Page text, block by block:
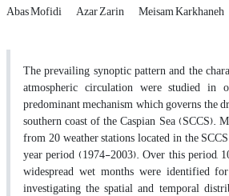
Abas Mofidi Azar Zarin
Meisam Karkhaneh
The prevailing synoptic pattern and the
atmospheric circulation were studied in
predominant mechanism which governs the
southern coast of the Caspian Sea (SCCS).
from 20 weather stations located in the
year period (1974-2003). Over this period,
widespread wet months were identified
investigating the spatial and temporal